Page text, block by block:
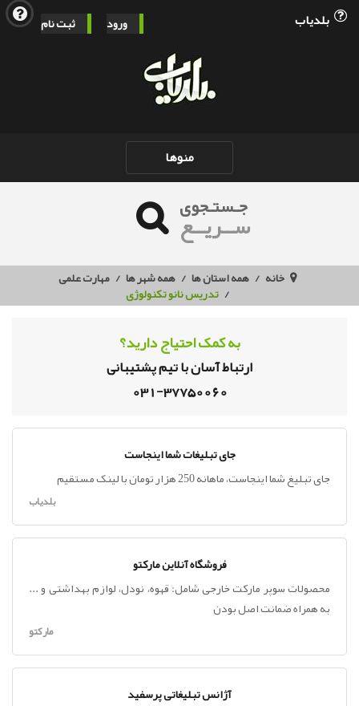
ورود ثبت نام بلدیاب
Toggle
navigation
منوها
جـستـجوی
ســریــع
خانه همه استان ها همه شهر ها مهارت علمی
تدریس نانو تکنولوژی
به کمک احتیاج دارید؟
ارتباط آسان با تیم پشتیبانی
031-37750060
جای تبلیغات شما اینجاست
جای تبلیغ شما اینجاست، ماهانه 250 هزار تومان با لینک مستقیم
بلدیاب
فروشگاه آنلاین مارکتو
محصولات سوپر مارکت خارجی شامل: قهوه، نودل، لوازم بهداشتی و ...
به همراه ضمانت اصل بودن
مارکتو
آژانس تبلیغاتی پرسفید